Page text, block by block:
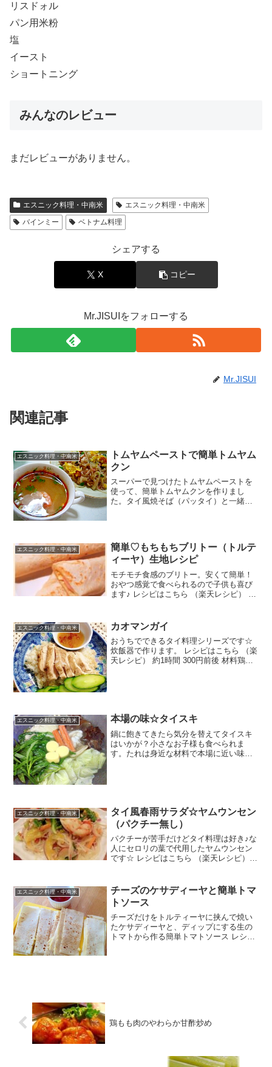
リスドォル
パン用米粉
塩
イースト
ショートニング
みんなのレビュー
まだレビューがありません。
エスニック料理・中南米
エスニック料理・中南米
バインミー
ベトナム料理
シェアする
X コピー
Mr.JISUIをフォローする
Mr.JISUI
関連記事
エスニック料理・中南米
トムヤムペーストで簡単トムヤム
クン
スーパーで見つけたトムヤムペーストを
使って、簡単トムヤムクンを作りまし
た。タイ風焼そば（パッタイ）と一緒に♪
エスニック料理・中南米
簡単♡もちもちブリトー（トルテ
ィーヤ）生地レシピ
モチモチ食感のブリトー。安くて簡単！
おやつ感覚で食べられるので子供も喜び
ます♪ レシピはこちら （楽天レシピ） 約
レビュー
エスニック料理・中南米 カオマンガイ
おうちでできるタイ料理シリーズです☆
炊飯器で作ります。 レシピはこちら （楽
天レシピ） 約1時間 300円前後 材料鶏
エスニック料理・中南米 本場の味☆タイスキ
鍋に飽きてきたら気分を替えてタイスキ
はいかが？小さなお子様も食べられま
す。たれは身近な材料で本場に近い味が
エスニック料理・中南米
タイ風春雨サラダ☆ヤムウンセン
（パクチー無し）
パクチーが苦手だけどタイ料理は好き♪な
人にセロリの葉で代用したヤムウンセン
です☆ レシピはこちら （楽天レシピ）
カ☆人参☆セロリ 葉付きのものナンプ
ラーレモン汁砂...
エスニック料理・中南米
チーズのケサディーヤと簡単トマ
トソース
チーズだけをトルティーヤに挟んで焼い
たケサディーヤと、ディップにする生の
トマトから作る簡単トマトソース レシピ
鶏もも肉のやわらか甘酢炒め